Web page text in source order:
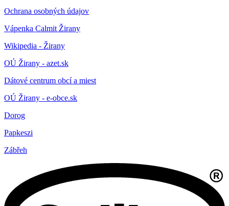
Ochrana osobných údajov
Vápenka Calmit Žirany
Wikipedia - Žirany
OÚ Žirany - azet.sk
Dátové centrum obcí a miest
OÚ Žirany - e-obce.sk
Dorog
Papkeszi
Zábřeh